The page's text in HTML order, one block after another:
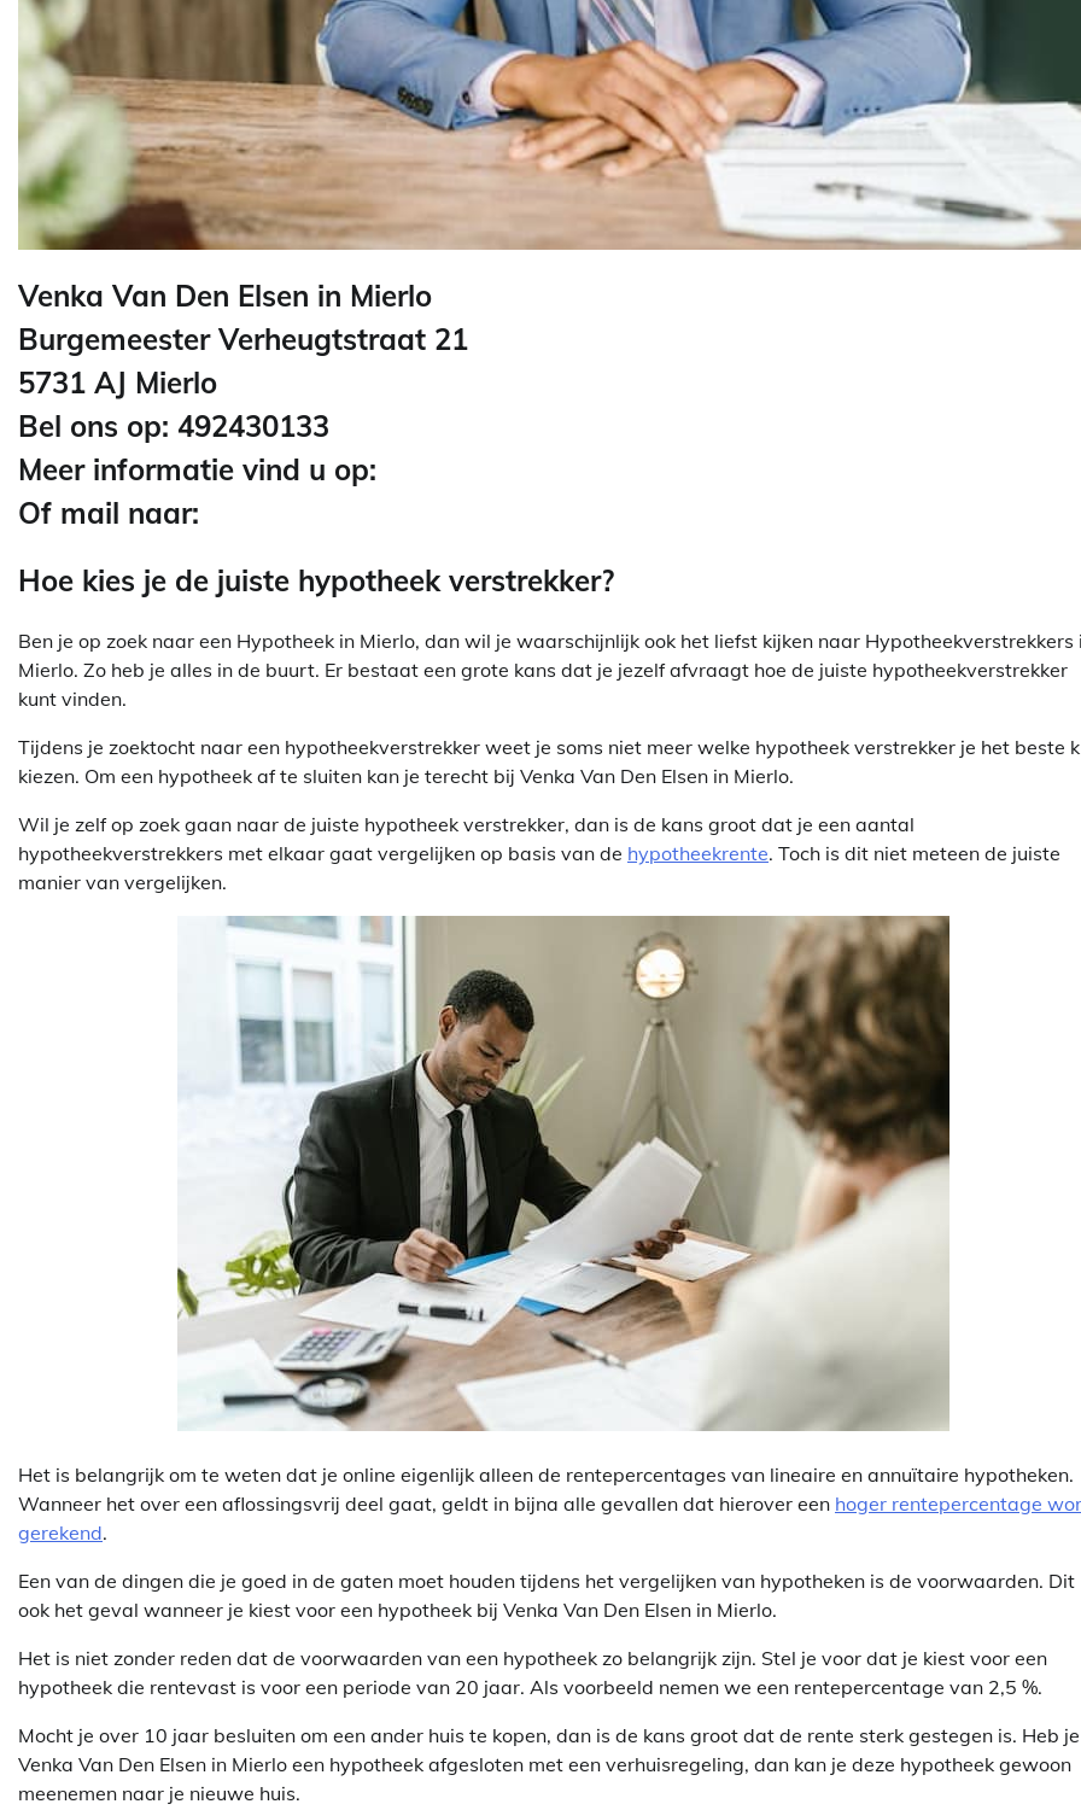
Venka Van Den Elsen in Mierlo
Burgemeester Verheugtstraat 21
5731 AJ Mierlo
Bel ons op: 492430133
Meer informatie vind u op:
Of mail naar:
Hoe kies je de juiste hypotheek verstrekker?
Ben je op zoek naar een Hypotheek in Mierlo, dan wil je waarschijnlijk ook het liefst kijken naar Hypotheekverstrekkers
Mierlo. Zo heb je alles in de buurt. Er bestaat een grote kans dat je jezelf afvraagt hoe de juiste hypotheekverstrekker
kunt vinden.
Tijdens je zoektocht naar een hypotheekverstrekker weet je soms niet meer welke hypotheek verstrekker je het beste
kiezen. Om een hypotheek af te sluiten kan je terecht bij Venka Van Den Elsen in Mierlo.
Wil je zelf op zoek gaan naar de juiste hypotheek verstrekker, dan is de kans groot dat je een aantal
hypotheekverstrekkers met elkaar gaat vergelijken op basis van de hypotheekrente. Toch is dit niet meteen de juiste
manier van vergelijken.
Het is belangrijk om te weten dat je online eigenlijk alleen de rentepercentages van lineaire en annuïtaire hypotheken.
Wanneer het over een aflossingsvrij deel gaat, geldt in bijna alle gevallen dat hierover een hoger rentepercentage
gerekend.
Een van de dingen die je goed in de gaten moet houden tijdens het vergelijken van hypotheken is de voorwaarden. Dit
ook het geval wanneer je kiest voor een hypotheek bij Venka Van Den Elsen in Mierlo.
Het is niet zonder reden dat de voorwaarden van een hypotheek zo belangrijk zijn. Stel je voor dat je kiest voor een
hypotheek die rentevast is voor een periode van 20 jaar. Als voorbeeld nemen we een rentepercentage van 2,5 %.
Mocht je over 10 jaar besluiten om een ander huis te kopen, dan is de kans groot dat de rente sterk gestegen is. Heb
Venka Van Den Elsen in Mierlo een hypotheek afgesloten met een verhuisregeling, dan kan je deze hypotheek gewoon
meenemen naar je nieuwe huis.